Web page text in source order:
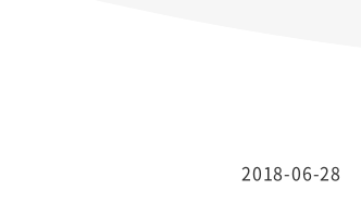
2018-06-28